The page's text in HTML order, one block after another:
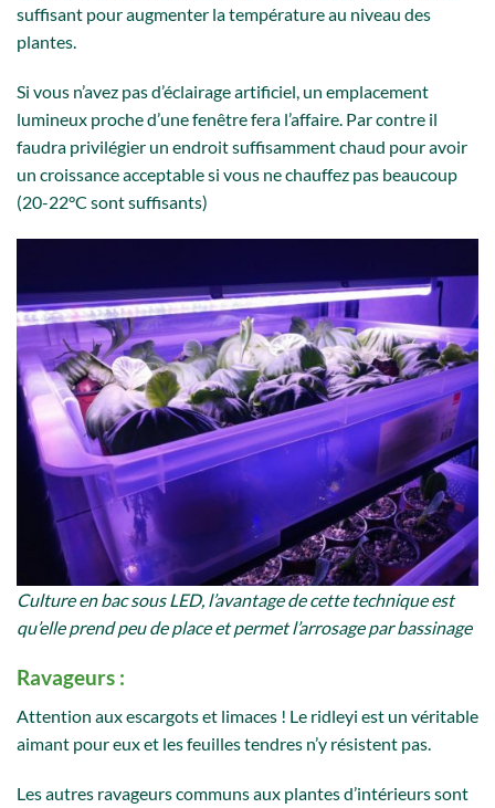
suffisant pour augmenter la température au niveau des
plantes.
Si vous n’avez pas d’éclairage artificiel, un emplacement
lumineux proche d’une fenêtre fera l’affaire. Par contre il
faudra privilégier un endroit suffisamment chaud pour avoir
un croissance acceptable si vous ne chauffez pas beaucoup
(20-22°C sont suffisants)
Culture en bac sous LED, l’avantage de cette technique est
qu’elle prend peu de place et permet l’arrosage par bassinage
Ravageurs :
Attention aux escargots et limaces ! Le ridleyi est un véritable
aimant pour eux et les feuilles tendres n’y résistent pas.
Les autres ravageurs communs aux plantes d’intérieurs sont